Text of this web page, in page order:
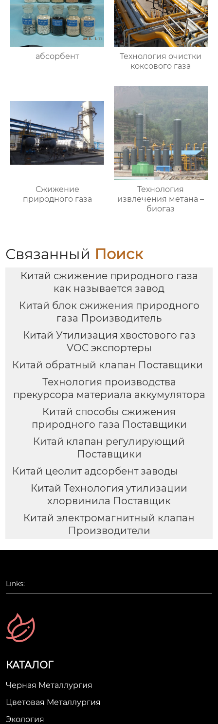
абсорбент
Технология очистки
коксового газа
Сжижение
природного газа
Технология
извлечения метана –
биогаз
Связанный Поиск
Китай сжижение природного газа
как называется завод
Китай блок сжижения природного
газа Производитель
Китай Утилизация хвостового газ
VOC экспортеры
Китай обратный клапан Поставщики
Технология производства
прекурсора материала аккумулятора
Китай способы сжижения
природного газа Поставщики
Китай клапан регулирующий
Поставщики
Китай цеолит адсорбент заводы
Китай Технология утилизации
хлорвинила Поставщик
Китай электромагнитный клапан
Производители
Links:
КАТАЛОГ
Черная Металлургия
Цветовая Металлургия
Экология